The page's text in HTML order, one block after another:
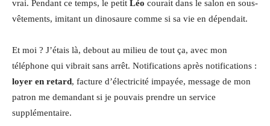
vrai. Pendant ce temps, le petit Léo courait dans le salon en sous-
vêtements, imitant un dinosaure comme si sa vie en dépendait.
Et moi ? J’étais là, debout au milieu de tout ça, avec mon
téléphone qui vibrait sans arrêt. Notifications après notifications :
loyer en retard, facture d’électricité impayée, message de mon
patron me demandant si je pouvais prendre un service
supplémentaire.